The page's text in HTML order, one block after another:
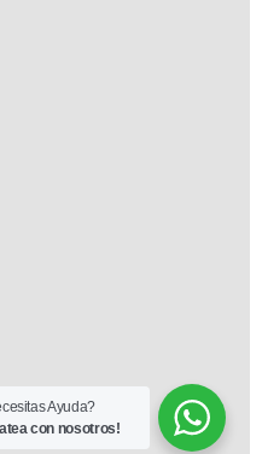
Ayuda?
con nosotros!